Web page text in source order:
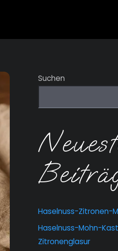
Suchen
Haselnuss-Zitronen-
Haselnuss-Mohn-
Zitronenglasur